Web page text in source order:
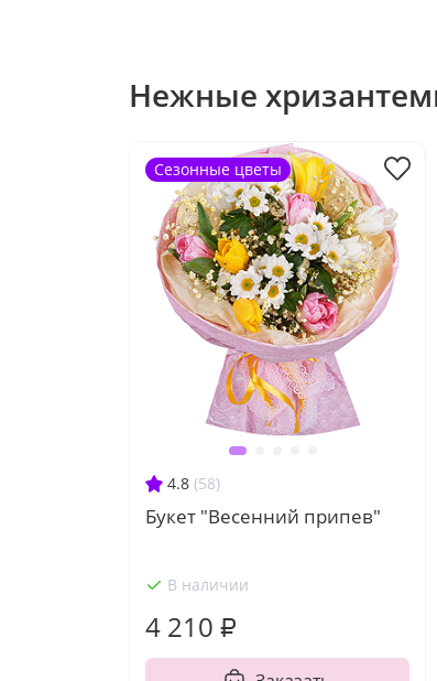
Нежные
4.8 (58)
Букет "Весенний припев"
В наличии
4 210 ₽
Сезонные цветы